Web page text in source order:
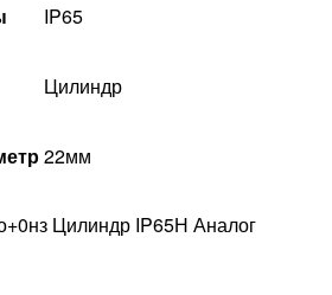
IP65
Цилиндр
22мм
Цилиндр IP65Н Аналог